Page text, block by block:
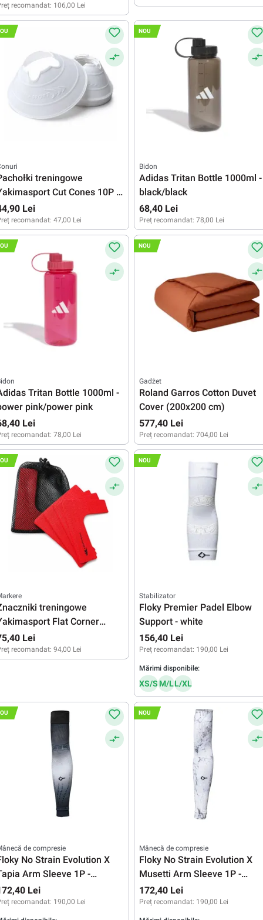
recomandat: 106,00 Lei
treningowe
Cut Cones 10P -
Lei
recomandat: 47,00 Lei
NOU
Bidon
Adidas Tritan Bottle 1000ml -
black/black
68,40 Lei
Preț recomandat: 78,00 Lei
Tritan Bottle 1000ml -
pink/power pink
Lei
recomandat: 78,00 Lei
NOU
Gadżet
Roland Garros Cotton Duvet
Cover (200x200 cm)
577,40 Lei
Preț recomandat: 704,00 Lei
treningowe
Flat Corner
4P
Lei
recomandat: 94,00 Lei
NOU
Stabilizator
Floky Premier Padel Elbow
Support - white
156,40 Lei
Preț recomandat: 190,00 Lei
Mărimi disponibile:
XS/SM/LL/XL
de compresie
No Strain Evolution X
Arm Sleeve 1P -
black/white
Lei
recomandat: 190,00 Lei
NOU
Mânecă de compresie
Floky No Strain Evolution X
Musetti Arm Sleeve 1P -
white/black
172,40 Lei
Preț recomandat: 190,00 Lei